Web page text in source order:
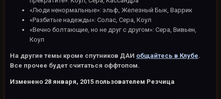
«Люди ненормальные»: эльф, Железный Бык, Варрик
«Разбитые надежды»: Солас, Сера, Коул
«Вечно болтающие, но не друг с другом»: Сера, Вивьен,
Коул
На другие темы кроме спутников ДАИ общайтесь в Клубе.
Все прочее будет считаться оффтопом.
Изменено 28 января, 2015 пользователем Резчица